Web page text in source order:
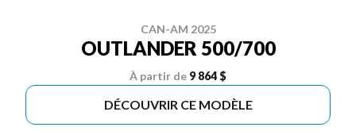
CAN-AM 2025
OUTLANDER 500/700
À partir de 9 864 $
DÉCOUVRIR CE MODÈLE